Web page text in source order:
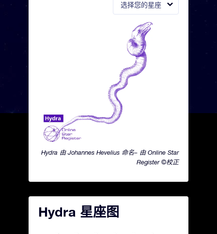
选择您的星座
Hydra 由 Johannes Hevelius 命名– 由 Online Star
Register ©校正
Hydra 星座图